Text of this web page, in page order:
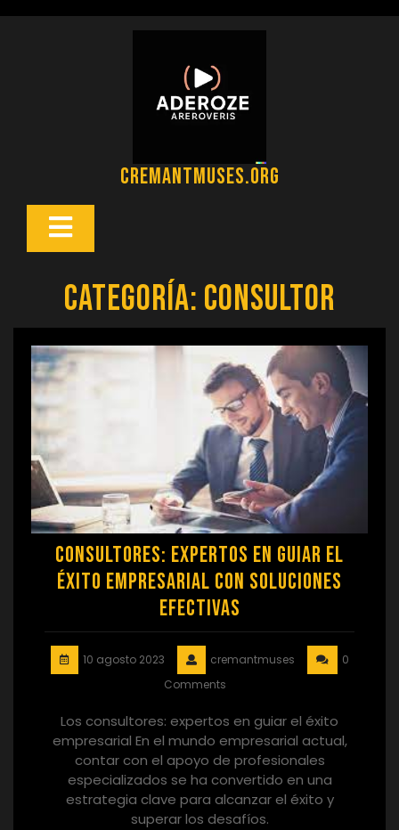
cremantmuses.org
Botón
Categoría: consultor
Consultores: Expertos en guiar el
éxito empresarial con soluciones
efectivas
10 agosto 2023 cremantmuses
0
Comments
Los consultores: expertos en guiar el éxito
empresarial En el mundo empresarial actual,
contar con el apoyo de profesionales
especializados se ha convertido en una
estrategia clave para alcanzar el éxito y
superar los desafíos.